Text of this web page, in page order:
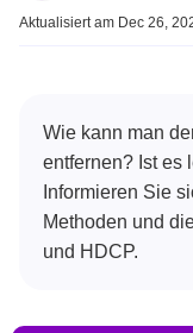
Aktualisiert am Dec 26,
Wie kann man
entfernen? Ist es
Informieren Sie
Methoden und
und HDCP.